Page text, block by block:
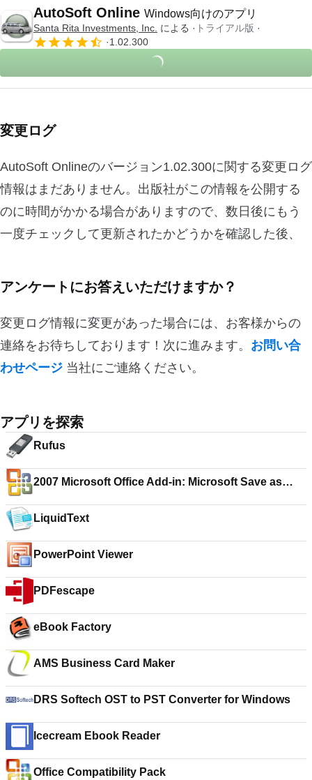
AutoSoft Online Windows向けのアプリ
Santa Rita Investments, Inc. による
トライアル版
1.02.300
変更ログ
AutoSoft Onlineのバージョン1.02.300に関する変更ログ
情報はまだありません。出版社がこの情報を公開する
のに時間がかかる場合がありますので、数日後にもう
一度チェックして更新されたかどうかを確認した後、
アンケートにお答えいただけますか？
変更ログ情報に変更があった場合には、お客様からの
連絡をお待ちしております！次に進みます。 お問い合
わせページ 当社にご連絡ください。
アプリを探索
Rufus
2007 Microsoft Office Add-in: Microsoft Save as
LiquidText
PowerPoint Viewer
PDFescape
eBook Factory
AMS Business Card Maker
DRS Softech OST to PST Converter for Windows
Icecream Ebook Reader
Office Compatibility Pack